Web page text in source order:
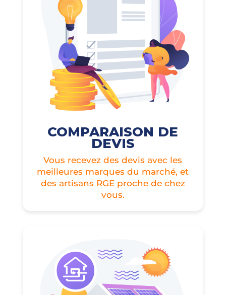
COMPARAISON DE
DEVIS
Vous recevez des devis avec les
meilleures marques du marché, et
des artisans RGE proche de chez
vous.